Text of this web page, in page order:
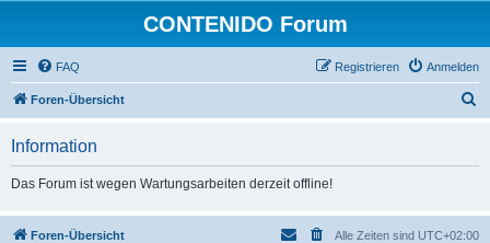
CONTENIDO Forum
FAQ Anmelden
Registrieren
Foren-Übersicht
Information
Das Forum ist wegen Wartungsarbeiten derzeit offline!
Foren-Übersicht Alle Zeiten sind UTC+02:00